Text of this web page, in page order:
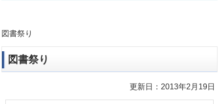
図書祭り
図書祭り
更新日：2013年2月19日